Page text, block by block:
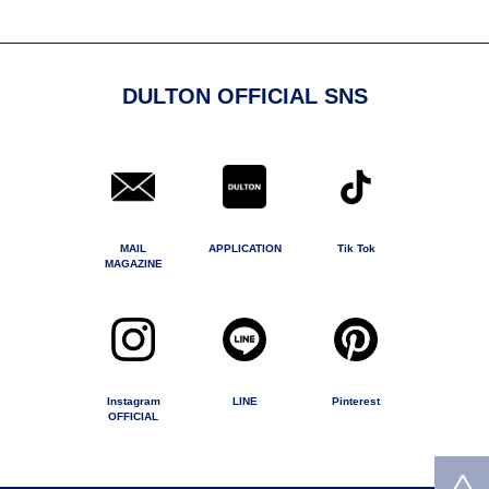
DULTON OFFICIAL SNS
MAIL
MAGAZINE
APPLICATION Tik Tok
Instagram
OFFICIAL
LINE Pinterest